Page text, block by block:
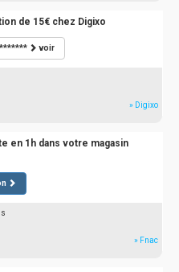
de 15€ chez Digixo
voir
» Digixo
en 1h dans votre magasin
» Fnac